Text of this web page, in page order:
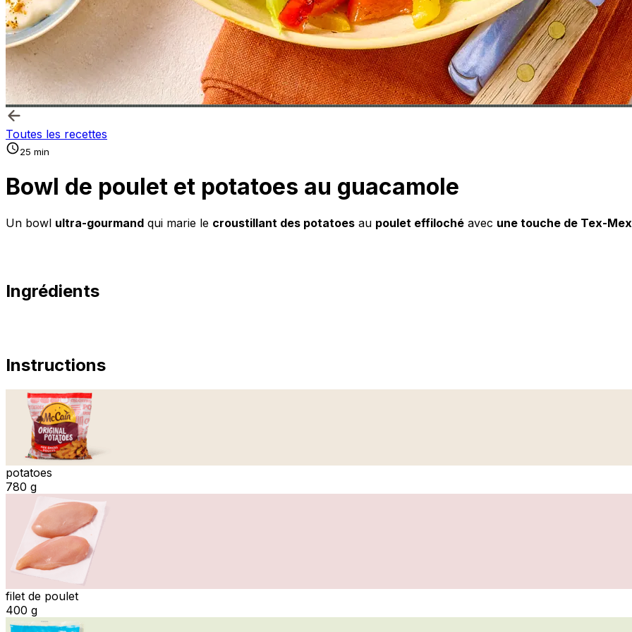
Toutes les recettes
25 min
Bowl de poulet et potatoes au guacamole
Un bowl ultra-gourmand qui marie le croustillant des potatoes au poulet effiloché avec une touche de Tex-Mex
Ingrédients
Instructions
potatoes
780 g
filet de poulet
400 g